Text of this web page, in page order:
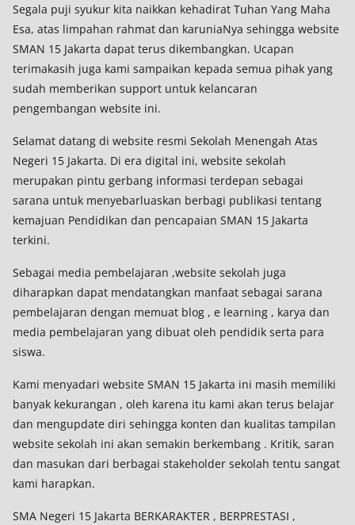
Segala puji syukur kita naikkan kehadirat Tuhan Yang Maha
Esa, atas limpahan rahmat dan karuniaNya sehingga website
SMAN 15 Jakarta dapat terus dikembangkan. Ucapan
terimakasih juga kami sampaikan kepada semua pihak yang
sudah memberikan support untuk kelancaran
pengembangan website ini.
Selamat datang di website resmi Sekolah Menengah Atas
Negeri 15 Jakarta. Di era digital ini, website sekolah
merupakan pintu gerbang informasi terdepan sebagai
sarana untuk menyebarluaskan berbagi publikasi tentang
kemajuan Pendidikan dan pencapaian SMAN 15 Jakarta
terkini.
Sebagai media pembelajaran ,website sekolah juga
diharapkan dapat mendatangkan manfaat sebagai sarana
pembelajaran dengan memuat blog , e learning , karya dan
media pembelajaran yang dibuat oleh pendidik serta para
siswa.
Kami menyadari website SMAN 15 Jakarta ini masih memiliki
banyak kekurangan , oleh karena itu kami akan terus belajar
dan mengupdate diri sehingga konten dan kualitas tampilan
website sekolah ini akan semakin berkembang . Kritik, saran
dan masukan dari berbagai stakeholder sekolah tentu sangat
kami harapkan.
SMA Negeri 15 Jakarta BERKARAKTER , BERPRESTASI ,